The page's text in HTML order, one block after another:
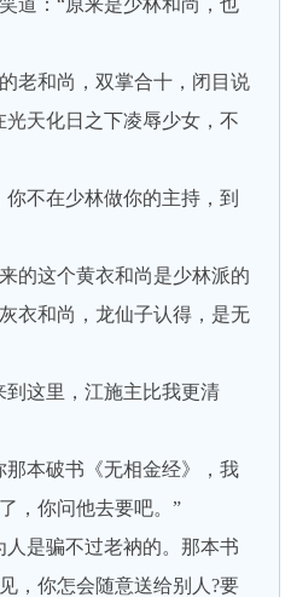
道：“原来是少林和尚，也
和尚，双掌合十，闭目说
天化日之下凌辱少女，不
不在少林做你的主持，到
这个黄衣和尚是少林派的
衣和尚，龙仙子认得，是无
这里，江施主比我更清
本破书《无相金经》，我
，你问他去要吧。”
是骗不过老衲的。那本书
，你怎会随意送给别人?要